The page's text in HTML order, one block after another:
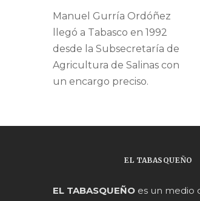
Manuel Gurría Ordóñez
llegó a Tabasco en 1992
desde la Subsecretaría de
Agricultura de Salinas con
un encargo preciso.
EL TABASQUEÑO
EL TABASQUEÑO es un medio